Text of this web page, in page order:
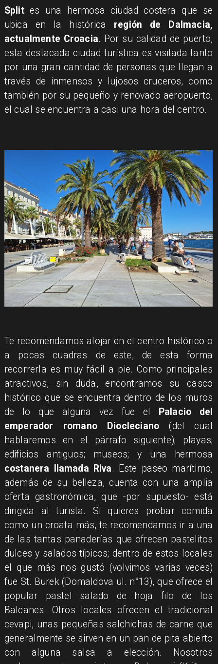
Splites una hermosa ciudad costera que se
ubica en la histórica región de Dalmacia,
actualmente Croacia. Por su calidad de puerto,
esta destacada ciudad turística es visitada tanto
por una gran cantidad de personas que llegan a
través de inmensos y lujosos cruceros, como
también por su pequeño y renovado aeropuerto,
el cual se encuentra a casi una hora del centro.
Te recomendamos alojar en el centro histórico o
a pocas cuadras de este, de esta forma
recorrerla es muy fácil a pie. Como principales
atractivos, sin duda, encontramos su casco
histórico que se encuentra dentro de los muros
de lo que alguna vez fue el
Palacio del
emperador romano Diocleciano (del cual
hablaremos en el párrafo siguiente); playas;
edificios antiguos; museos; y una hermosa
costanera llamada Riva. Este paseo marítimo,
además de su belleza, cuenta con una amplia
oferta gastronómica, que -por supuesto- está
dirigida al turista. Si quieres probar comida
como un croata más, te recomendamos ir a una
de las tantas panaderías que ofrecen pastelitos
dulces y salados típicos; dentro de estos locales
el que más nos gustó (volvimos varias veces)
fue St. Burek (Domaldova ul. n°13), que ofrece el
popular pastel salado de hoja filo de los
Balcanes. Otros locales ofrecen el tradicional
cevapi, unas pequeñas salchichas de carne que
generalmente se sirven en un pan de pita abierto
con alguna salsa a elección. Nosotros